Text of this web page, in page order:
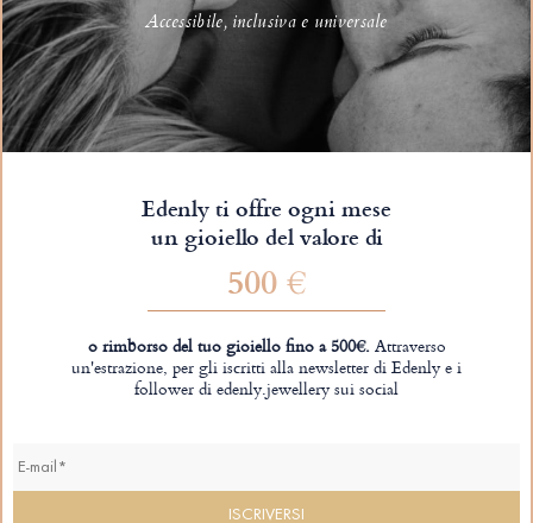
Accessibile, inclusiva e universale
Edenly ti offre ogni mese
un gioiello del valore di
500 €
o rimborso del tuo gioiello fino a 500€.Attraverso
un'estrazione, per gli iscritti alla newsletter di Edenly e i
follower di edenly.jewellery sui social